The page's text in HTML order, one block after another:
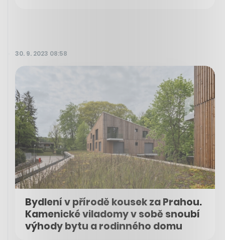
30. 9. 2023 08:58
Bydlení v přírodě kousek za Prahou.
Kamenické viladomy v sobě snoubí
výhody bytu a rodinného domu